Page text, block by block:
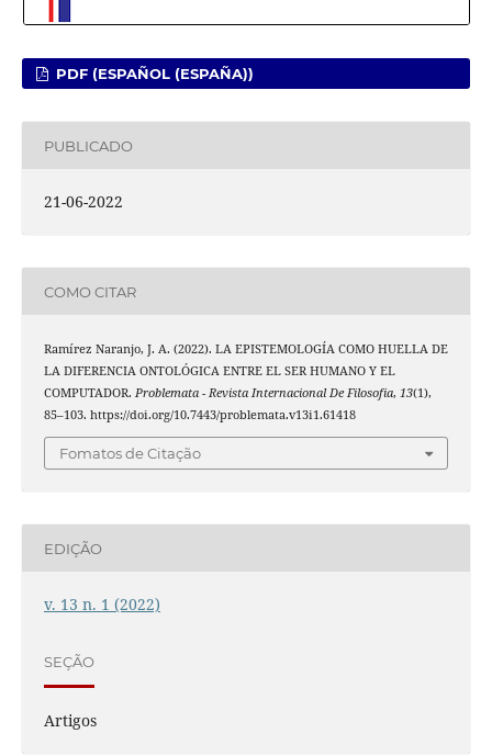
PDF (ESPAÑOL (ESPAÑA))
PUBLICADO
21-06-2022
COMO CITAR
Ramírez Naranjo, J. A. (2022). LA EPISTEMOLOGÍA COMO HUELLA DE
LA DIFERENCIA ONTOLÓGICA ENTRE EL SER HUMANO Y EL
COMPUTADOR. Problemata - Revista Internacional De Filosofia, 13(1),
85–103. https://doi.org/10.7443/problemata.v13i1.61418
Fomatos de Citação
EDIÇÃO
v. 13 n. 1 (2022)
SEÇÃO
Artigos